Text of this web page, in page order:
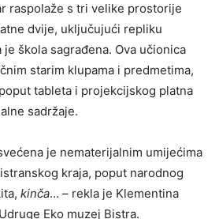
raspolaže s tri velike prostorije
dvije, uključujući repliku
škola sagrađena. Ova učionica
starim klupama i predmetima,
tableta i projekcijskog platna
sadržaje.
je nematerijalnim umijećima
kraja, poput narodnog
kinča… – rekla je Klementina
Eko muzej Bistra.